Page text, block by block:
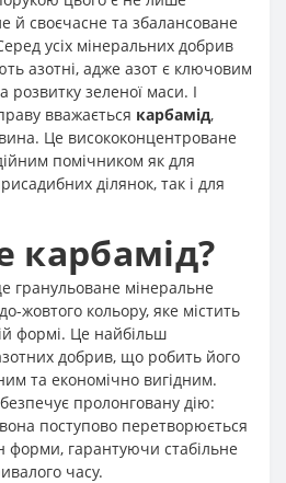
й своєчасне та збалансоване
усіх мінеральних добрив
азотні, адже азот є ключовим
розвитку зеленої маси. І
вважається карбамід,
Це висококонцентроване
помічником як для
ділянок, так і для
карбамід?
гранульоване мінеральне
жовтого кольору, яке містить
формі. Це найбільш
добрив, що робить його
та економічно вигідним.
пролонговану дію:
поступово перетворюється
форми, гарантуючи стабільне
часу.